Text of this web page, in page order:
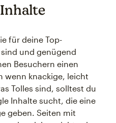
für deine Top-
und genügend
Besuchern einen
wenn knackige, leicht
Tolles sind, solltest du
Inhalte sucht, die eine
geben. Seiten mit